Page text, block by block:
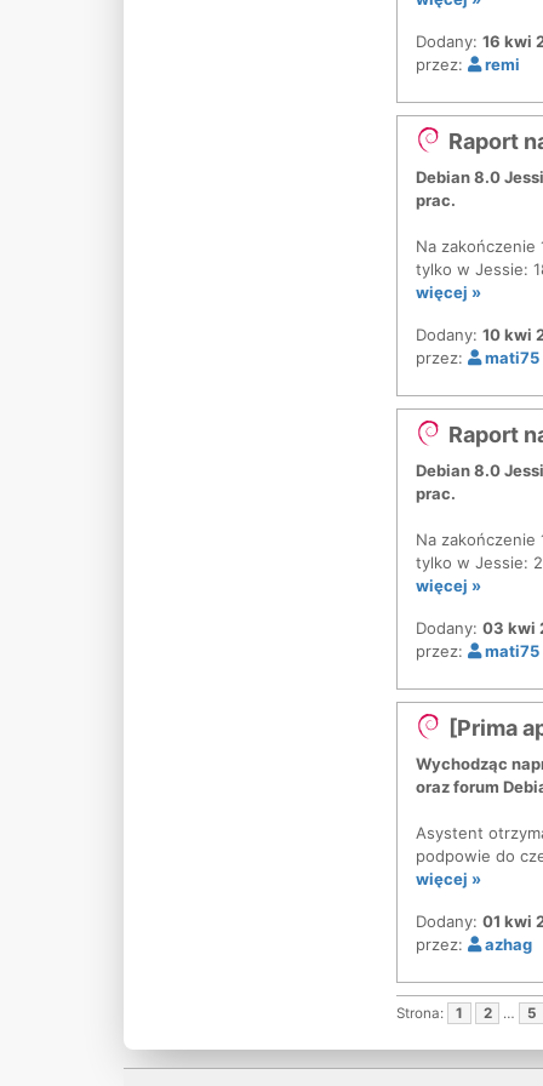
Dodany: 16 kwi
przez:
remi
Raport
Debian 8.0
prac.
Na zakończenie
tylko w Jessie:
więcej »
Dodany: 10 kwi
przez:
mati75
Raport
Debian 8.0
prac.
Na zakończenie
tylko w Jessie:
więcej »
Dodany: 03 kwi
przez:
mati75
[Prima
Wychodząc
oraz forum
Asystent
podpowie do
więcej »
Dodany: 01 kwi
przez:
azhag
Strona: 1 2 … 5